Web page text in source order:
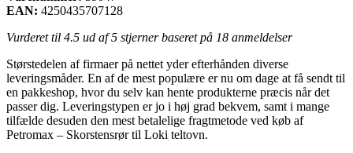
EAN: 4250435707128
Vurderet til 4.5 ud af 5 stjerner baseret på 18 anmeldelser
Størstedelen af firmaer på nettet yder efterhånden diverse
leveringsmåder. En af de mest populære er nu om dage at få sendt til
en pakkeshop, hvor du selv kan hente produkterne præcis når det
passer dig. Leveringstypen er jo i høj grad bekvem, samt i mange
tilfælde desuden den mest betalelige fragtmetode ved køb af
Petromax – Skorstensrør til Loki teltovn.